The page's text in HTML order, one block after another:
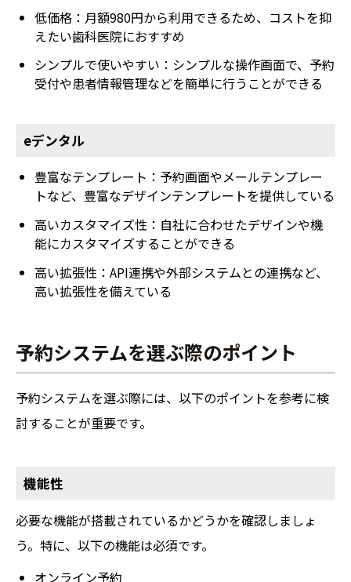
低価格：月額980円から利用できるため、コストを抑
えたい歯科医院におすすめ
シンプルで使いやすい：シンプルな操作画面で、予約
受付や患者情報管理などを簡単に行うことができる
eデンタル
豊富なテンプレート：予約画面やメールテンプレー
トなど、豊富なデザインテンプレートを提供している
高いカスタマイズ性：自社に合わせたデザインや機
能にカスタマイズすることができる
高い拡張性：API連携や外部システムとの連携など、
高い拡張性を備えている
予約システムを選ぶ際のポイント
予約システムを選ぶ際には、以下のポイントを参考に検
討することが重要です。
機能性
必要な機能が搭載されているかどうかを確認しましょ
う。特に、以下の機能は必須です。
オンライン予約